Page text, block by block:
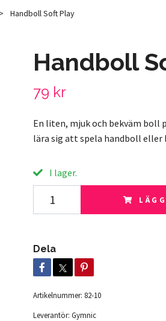
Handboll Soft Play
Handboll
79 kr
En liten, mjuk och bekväm boll
lära sig att spela handboll eller
I lager.
Dela
Artikelnummer: 82-10
Leverantör: Gymnic